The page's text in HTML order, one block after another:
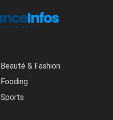
Beauté & Fashion
Fooding
Sports